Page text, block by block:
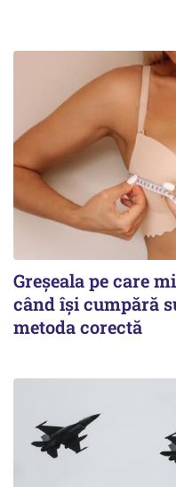
Greșeala pe care
când își cumpără
metoda corectă